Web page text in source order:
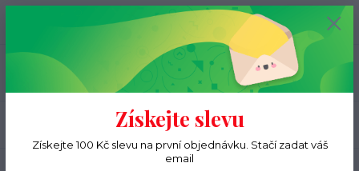
Menu
(Po-Pá, 9-15 hod.)
0 ks
0 Kč
Veterinární přípravky a doplňky stravy
Získejte slevu
Získejte 100 Kč slevu na první objednávku. Stačí zadat váš
email